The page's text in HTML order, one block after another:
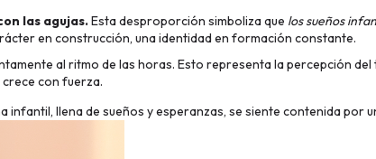
las agujas.Esta desproporción simboliza que los sueños
en construcción, una identidad en formación constante.
al ritmo de las horas. Esto representa la percepción
con fuerza.
llena de sueños y esperanzas, se siente contenida por